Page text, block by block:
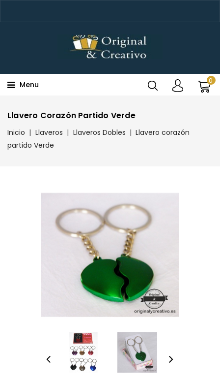
0
Menu
Llavero Corazón Partido Verde
Inicio Llaveros Llaveros Dobles
Llavero corazón
partido Verde